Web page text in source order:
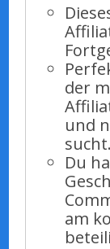
der
und
sucht.
Du
am